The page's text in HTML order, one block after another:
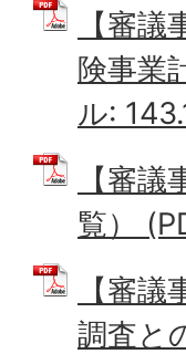
【審
険事業
ル:
【審
覧）
【審
調査と